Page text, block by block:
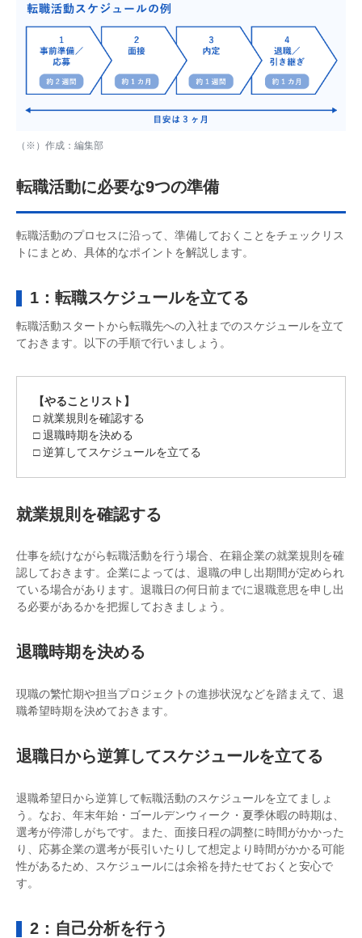
（※）作成：編集部
転職活動に必要な9つの準備
転職活動のプロセスに沿って、準備しておくことをチェックリス
トにまとめ、具体的なポイントを解説します。
1：転職スケジュールを立てる
転職活動スタートから転職先への入社までのスケジュールを立て
ておきます。以下の手順で行いましょう。
【やることリスト】
□ 就業規則を確認する
□ 退職時期を決める
□ 逆算してスケジュールを立てる
就業規則を確認する
仕事を続けながら転職活動を行う場合、在籍企業の就業規則を確
認しておきます。企業によっては、退職の申し出期間が定められ
ている場合があります。退職日の何日前までに退職意思を申し出
る必要があるかを把握しておきましょう。
退職時期を決める
現職の繁忙期や担当プロジェクトの進捗状況などを踏まえて、退
職希望時期を決めておきます。
退職日から逆算してスケジュールを立てる
退職希望日から逆算して転職活動のスケジュールを立てましょ
う。なお、年末年始・ゴールデンウィーク・夏季休暇の時期は、
選考が停滞しがちです。また、面接日程の調整に時間がかかった
り、応募企業の選考が長引いたりして想定より時間がかかる可能
性があるため、スケジュールには余裕を持たせておくと安心で
す。
2：自己分析を行う